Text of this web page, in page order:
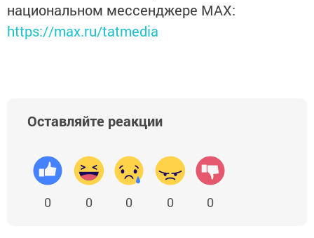
национальном мессенджере MАХ:
https://max.ru/tatmedia
Оставляйте реакции
0 0 0 0 0